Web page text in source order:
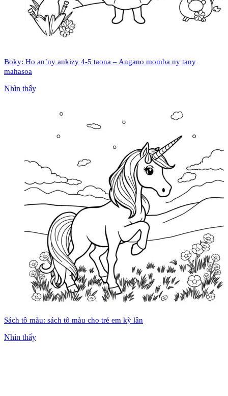
Boky: Ho an’ny ankizy 4-5 taona – Angano momba ny tany
mahasoa
Nhìn thấy
Sách tô màu: sách tô màu cho trẻ em kỳ lân
Nhìn thấy